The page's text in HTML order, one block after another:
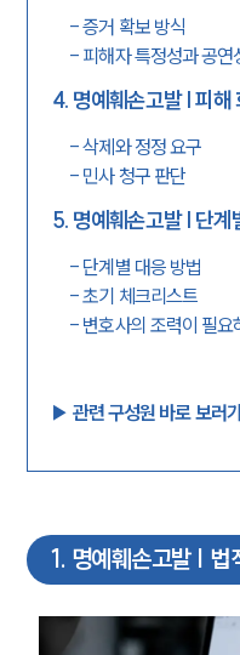
-증거 확보 방식
- 피해자 특정성과 공연
4. 명예훼손고발 | 피해
-삭제와 정정 요구
- 민사 청구 판단
5. 명예훼손고발 | 단계
- 단계별 대응 방법
-초기 체크리스트
- 변호사의 조력이 필요
▶︎ 관련 구성원 바로 보러
1 . 명예훼손고발 | 법